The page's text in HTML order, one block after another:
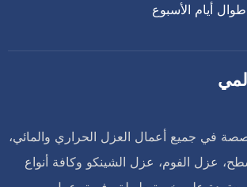
في جميع أعمال العزل الحراري والمائي،
عزل الفوم، عزل الشينكو وكافة أنواع